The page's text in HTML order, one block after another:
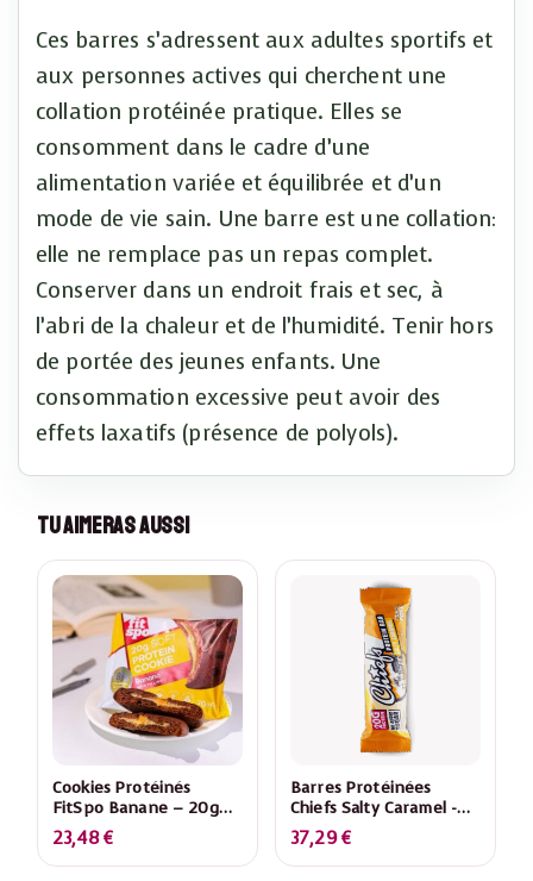
Ces barres s’adressent aux adultes sportifs et
aux personnes actives qui cherchent une
collation protéinée pratique. Elles se
consomment dans le cadre d’une
alimentation variée et équilibrée et d’un
mode de vie sain. Une barre est une collation:
elle ne remplace pas un repas complet.
Conserver dans un endroit frais et sec, à
l’abri de la chaleur et de l’humidité. Tenir hors
de portée des jeunes enfants. Une
consommation excessive peut avoir des
effets laxatifs (présence de polyols).
Tu Aimeras Aussi
Cookies Protéinés
FitSpo Banane – 20g
Protéines, Base Avoine
– Pack 10 X 70g
23,48€
Barres Protéinées
Chiefs Salty Caramel -
20g Protéines, Sans
Sucre Ajouté - Pack 12 X
55g
37,29€